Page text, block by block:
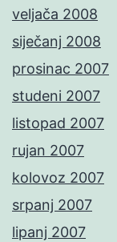
veljača 2008
siječanj 2008
prosinac 2007
studeni 2007
listopad 2007
rujan 2007
kolovoz 2007
srpanj 2007
lipanj 2007